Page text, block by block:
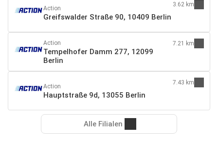
Action
Greifswalder Straße 90, 10409 Berlin
3.62 km
Action
Tempelhofer Damm 277, 12099
Berlin
7.21 km
Action
Hauptstraße 9d, 13055 Berlin
7.43 km
Alle Filialen